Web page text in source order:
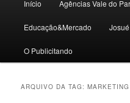
principal
Início Agências Vale do
Educação&Mercado
O Publicitando
ARQUIVO DA TAG: